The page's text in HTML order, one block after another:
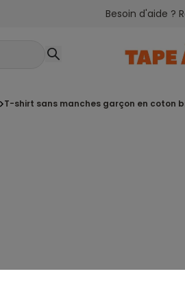
Besoin d'aide ?
t-shirt sans manches garçon en coton